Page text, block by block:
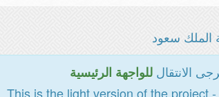
الملك سعود
الانتقالللواجهة الرئيسية
This is the light version of the project